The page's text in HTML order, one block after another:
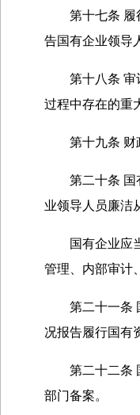
第十七条 履行
告国有企业领导
第十八条 审计
过程中存在的重
第十九条 财政
第二十条 国有
业领导人员廉洁
国有企业应当
管理、内部审计
第二十一条 国
况报告履行国有
第二十二条 国
部门备案。